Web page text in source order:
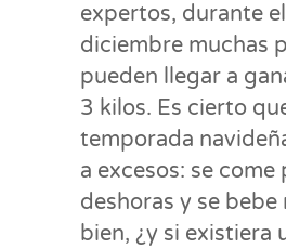
expertos, durante
diciembre muchas
pueden llegar a
3 kilos. Es cierto
temporada
a excesos: se come
deshoras y se bebe
bien, ¿y si existiera